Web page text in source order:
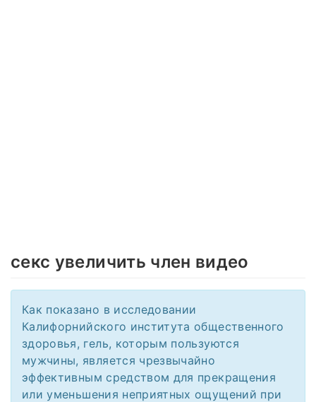
секс увеличить член видео
Как показано в исследовании
Калифорнийского института общественного
здоровья, гель, которым пользуются
мужчины, является чрезвычайно
эффективным средством для прекращения
или уменьшения неприятных ощущений при